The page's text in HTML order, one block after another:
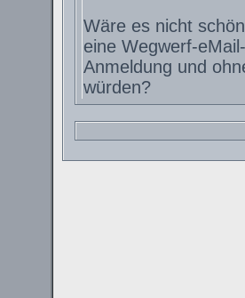
Wäre es nicht
eine Wegwerf-
Anmeldung und
würden?